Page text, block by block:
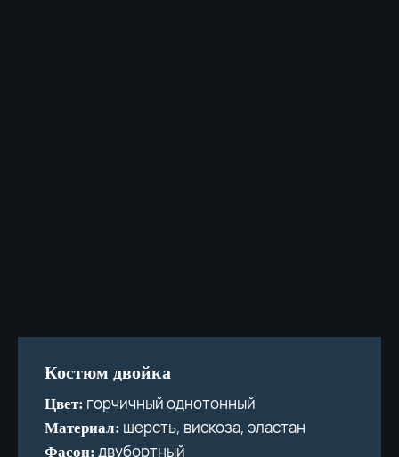
Костюм двойка
Цвет: горчичный однотонный
Материал: шерсть, вискоза, эластан
Фасон: двубортный